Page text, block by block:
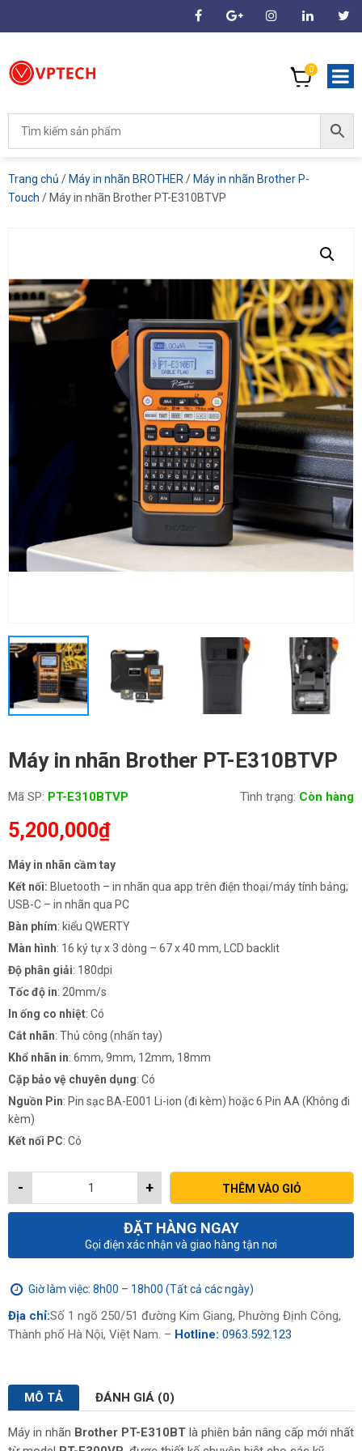
0
Trang chủ / Máy in nhãn BROTHER / Máy in nhãn Brother P-
Touch / Máy in nhãn Brother PT-E310BTVP
Máy in nhãn Brother PT-E310BTVP
Mã SP: PT-E310BTVP Tình trạng: Còn hàng
5,200,000₫
Máy in nhãn cầm tay
Kết nối: Bluetooth – in nhãn qua app trên điện thoại/máy tính bảng;
USB-C – in nhãn qua PC
Bàn phím: kiểu QWERTY
Màn hình: 16 ký tự x 3 dòng – 67 x 40 mm, LCD backlit
Độ phân giải: 180dpi
Tốc độ in: 20mm/s
In ống co nhiệt: Có
Cắt nhãn: Thủ công (nhấn tay)
Khổ nhãn in: 6mm, 9mm, 12mm, 18mm
Cặp bảo vệ chuyên dụng: Có
Nguồn Pin: Pin sạc BA-E001 Li-ion (đi kèm) hoặc 6 Pin AA (Không đi
kèm)
Kết nối PC: Có
+
- THÊM VÀO GIỎ
ĐẶT HÀNG NGAY
Gọi điện xác nhận và giao hàng tận nơi
Giờ làm việc: 8h00 – 18h00 (Tất cả các ngày)
Địa chỉ:Số 1 ngõ 250/51 đường Kim Giang, Phường Định Công,
Thành phố Hà Nội, Việt Nam. – Hotline: 0963.592.123
MÔ TẢ ĐÁNH GIÁ (0)
Máy in nhãn Brother PT-E310BT là phiên bản nâng cấp mới nhất